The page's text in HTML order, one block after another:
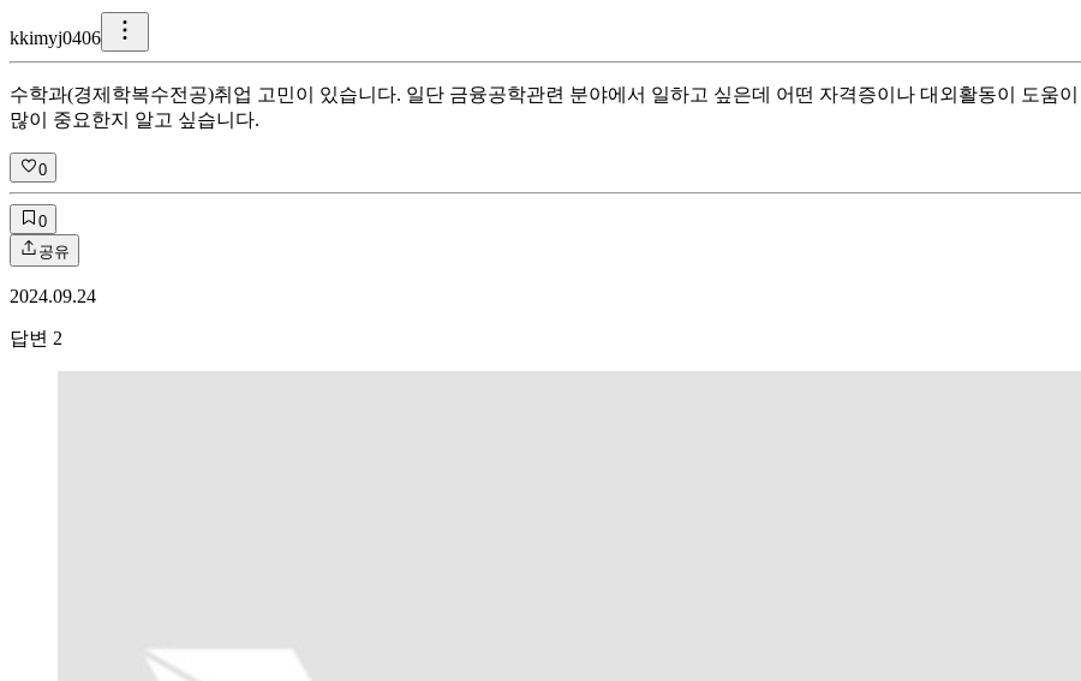
kkimyj0406
수학과(경제학복수전공)취업 고민이 있습니다. 일단 금융공학관련 분야에서 일하고 싶은데 어떤 자격증이나 대외활동이 도움
많이 중요한지 알고 싶습니다.
0
0
공유
2024.09.24
답변 2